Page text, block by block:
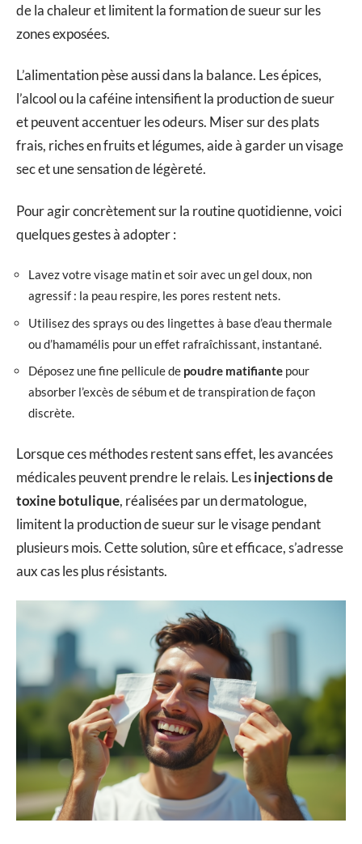
de la chaleur et limitent la formation de sueur sur les
zones exposées.
L’alimentation pèse aussi dans la balance. Les épices,
l’alcool ou la caféine intensifient la production de sueur
et peuvent accentuer les odeurs. Miser sur des plats
frais, riches en fruits et légumes, aide à garder un visage
sec et une sensation de légèreté.
Pour agir concrètement sur la routine quotidienne, voici
quelques gestes à adopter :
Lavez votre visage matin et soir avec un gel doux, non
agressif : la peau respire, les pores restent nets.
Utilisez des sprays ou des lingettes à base d’eau thermale
ou d’hamamélis pour un effet rafraîchissant, instantané.
Déposez une fine pellicule de poudre matifiante pour
absorber l’excès de sébum et de transpiration de façon
discrète.
Lorsque ces méthodes restent sans effet, les avancées
médicales peuvent prendre le relais. Lesinjections de
toxine botulique, réalisées par un dermatologue,
limitent la production de sueur sur le visage pendant
plusieurs mois. Cette solution, sûre et efficace, s’adresse
aux cas les plus résistants.